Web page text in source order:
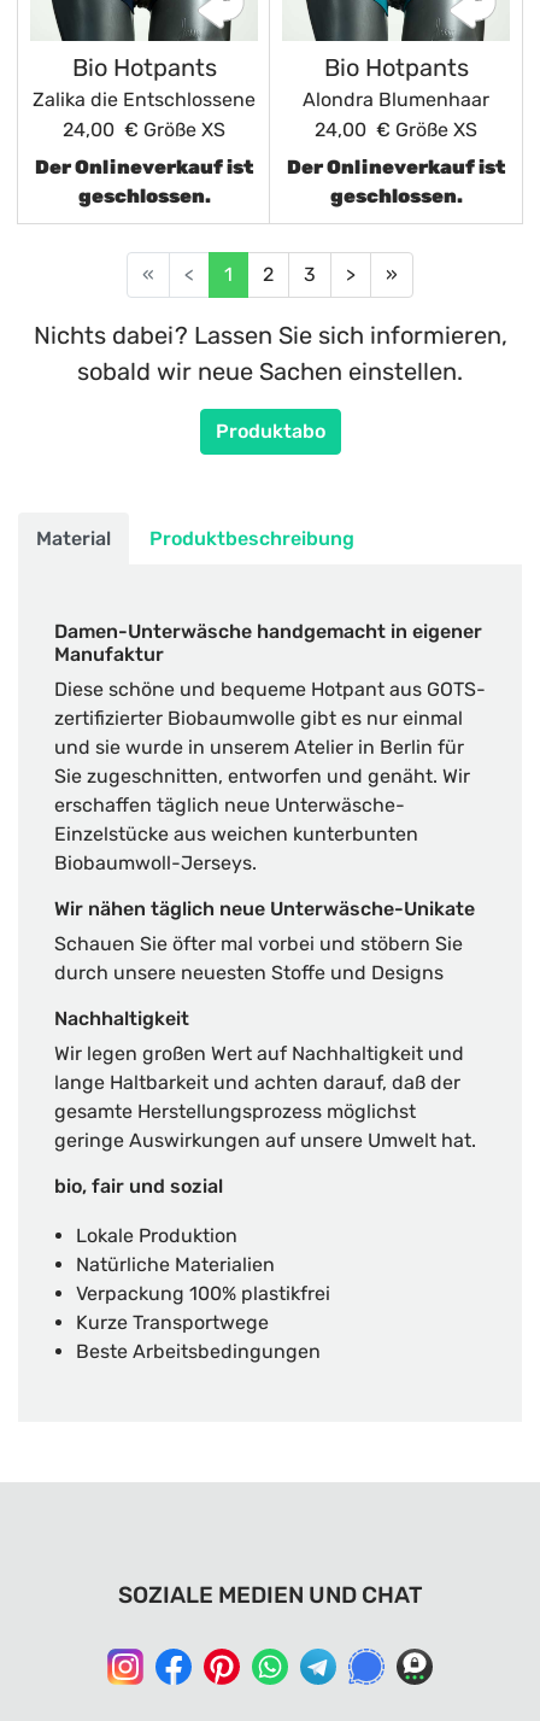
Bio Hotpants
Zalika die Entschlossene
24,00 € Größe XS
Der Onlineverkauf ist
geschlossen.
Bio Hotpants
Alondra Blumenhaar
24,00 € Größe XS
Der Onlineverkauf ist
geschlossen.
« < 1 2 3 > »
Nichts dabei? Lassen Sie sich informieren,
sobald wir neue Sachen einstellen.
Produktabo
Material Produktbeschreibung
Damen-Unterwäsche handgemacht in eigener
Manufaktur
Diese schöne und bequeme Hotpant aus GOTS-
zertifizierter Biobaumwolle gibt es nur einmal
und sie wurde in unserem Atelier in Berlin für
Sie zugeschnitten, entworfen und genäht. Wir
erschaffen täglich neue Unterwäsche-
Einzelstücke aus weichen kunterbunten
Biobaumwoll-Jerseys.
Wir nähen täglich neue Unterwäsche-Unikate
Schauen Sie öfter mal vorbei und stöbern Sie
durch unsere neuesten Stoffe und Designs
Nachhaltigkeit
Wir legen großen Wert auf Nachhaltigkeit und
lange Haltbarkeit und achten darauf, daß der
gesamte Herstellungsprozess möglichst
geringe Auswirkungen auf unsere Umwelt hat.
bio, fair und sozial
Lokale Produktion
Natürliche Materialien
Verpackung 100% plastikfrei
Kurze Transportwege
Beste Arbeitsbedingungen
SOZIALE MEDIEN UND CHAT